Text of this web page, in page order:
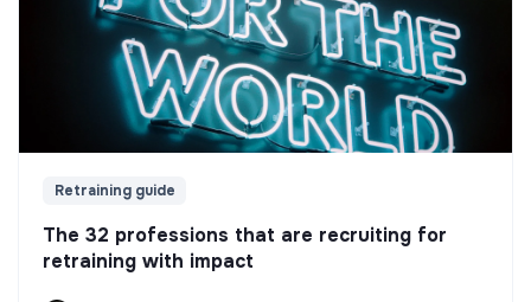
Retraining guide
The 32 professions that are recruiting for
retraining with impact